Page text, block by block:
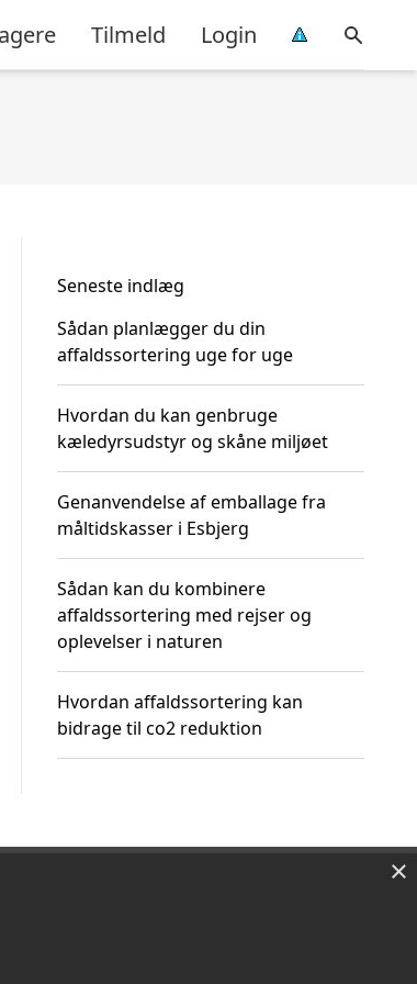
Tilmeld Login
Seneste indlæg
Sådan planlægger du din
affaldssortering uge for uge
Hvordan du kan genbruge
kæledyrsudstyr og skåne miljøet
Genanvendelse af emballage fra
måltidskasser i Esbjerg
Sådan kan du kombinere
affaldssortering med rejser og
oplevelser i naturen
Hvordan affaldssortering kan
bidrage til co2 reduktion
×